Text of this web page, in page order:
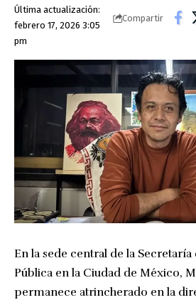
Última actualización:
febrero 17, 2026 3:05
pm
Compartir
En la sede central de la
Pública en la Ciudad de México,
permanece atrincherado en la